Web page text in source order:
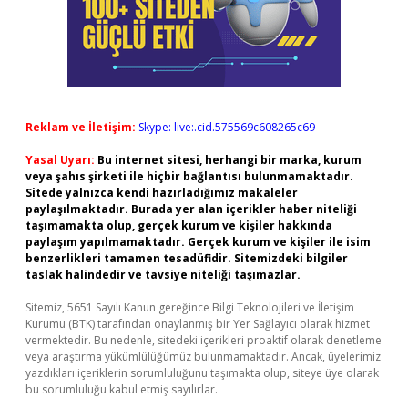
Reklam ve İletişim: Skype: live:.cid.575569c608265c69
Yasal Uyarı: Bu internet sitesi, herhangi bir marka, kurum
veya şahıs şirketi ile hiçbir bağlantısı bulunmamaktadır.
Sitede yalnızca kendi hazırladığımız makaleler
paylaşılmaktadır. Burada yer alan içerikler haber niteliği
taşımamakta olup, gerçek kurum ve kişiler hakkında
paylaşım yapılmamaktadır. Gerçek kurum ve kişiler ile isim
benzerlikleri tamamen tesadüfidir. Sitemizdeki bilgiler
taslak halindedir ve tavsiye niteliği taşımazlar.
Sitemiz, 5651 Sayılı Kanun gereğince Bilgi Teknolojileri ve İletişim
Kurumu (BTK) tarafından onaylanmış bir Yer Sağlayıcı olarak hizmet
vermektedir. Bu nedenle, sitedeki içerikleri proaktif olarak denetleme
veya araştırma yükümlülüğümüz bulunmamaktadır. Ancak, üyelerimiz
yazdıkları içeriklerin sorumluluğunu taşımakta olup, siteye üye olarak
bu sorumluluğu kabul etmiş sayılırlar.